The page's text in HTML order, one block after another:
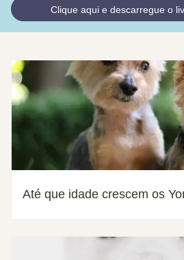
Clique aqui e descarregue o
Até que idade crescem os